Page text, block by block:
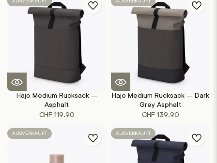
Hajo Medium Rucksack –
Asphalt
CHF119.90
Hajo Medium Rucksack – Dark
Grey Asphalt
CHF139.90
AUSVERKAUFT AUSVERKAUFT